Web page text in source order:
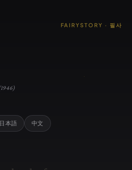
FAIRYSTORY · 필사
日本語 中文